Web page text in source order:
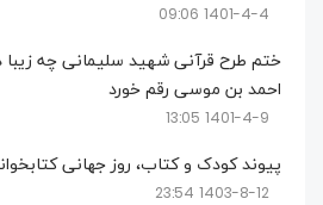
1401-4-4 09:06
ختم طرح قرآنی شهید سلیمانی چه
احمد بن موسی رقم خورد
1401-4-9 13:05
پیوند کودک و کتاب، روز جهانی
1403-8-12 23:54